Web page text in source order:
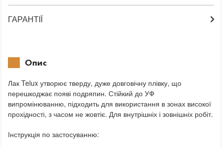
ГАРАНТІЇ
Опис
Лак Telux утворює тверду, дуже довговічну плівку, що
перешкоджає появі подряпин. Стійкий до УФ
випромінюванню, підходить для використання в зонах високої
прохідності, з часом не жовтіє. Для внутрішніх і зовнішніх робіт.
Інструкція по застосуванню: